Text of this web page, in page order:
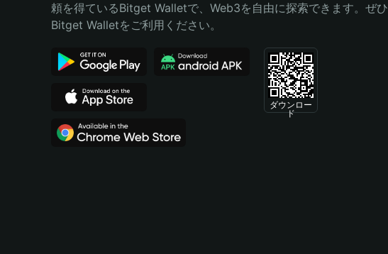
Português (Brasil)
頼を得ているBitget Walletで、Web3を自由に探索できます。ぜひ
Bitget Walletをご利用ください。
ダウンロー
ド